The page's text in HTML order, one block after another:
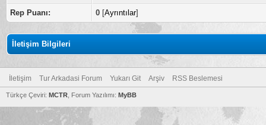
Rep Puanı:
0 [Ayrıntılar]
İletişim Bilgileri
İletişim Tur Arkadasi Forum Yukarı Git Arşiv RSS Beslemesi
Türkçe Çeviri: MCTR , Forum Yazılımı: MyBB